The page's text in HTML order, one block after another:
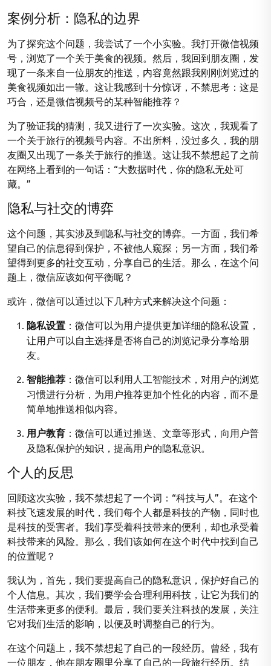
案例分析：隐私的边界
为了探究这个问题，我尝试了一个小实验。我打开微信视频
号，浏览了一个关于美食的视频。然后，我回到朋友圈，发
现了一条来自一位朋友的推送，内容竟然跟我刚刚浏览过的
美食视频如出一辙。这让我感到十分惊讶，不禁思考：这是
巧合，还是微信视频号的某种智能推荐？
为了验证我的猜测，我又进行了一次实验。这次，我观看了
一个关于旅行的视频号内容。不出所料，没过多久，我的朋
友圈又出现了一条关于旅行的推送。这让我不禁想起了之前
在网络上看到的一句话：“大数据时代，你的隐私无处可
藏。”
隐私与社交的博弈
这个问题，其实涉及到隐私与社交的博弈。一方面，我们希
望自己的信息得到保护，不被他人窥探；另一方面，我们希
望得到更多的社交互动，分享自己的生活。那么，在这个问
题上，微信应该如何平衡呢？
或许，微信可以通过以下几种方式来解决这个问题：
隐私设置 ：微信可以为用户提供更加详细的隐私设置，
让用户可以自主选择是否将自己的浏览记录分享给朋
友。
智能推荐 ：微信可以利用人工智能技术，对用户的浏览
习惯进行分析，为用户推荐更加个性化的内容，而不是
简单地推送相似内容。
用户教育 ：微信可以通过推送、文章等形式，向用户普
及隐私保护的知识，提高用户的隐私意识。
个人的反思
回顾这次实验，我不禁想起了一个词：“科技与人”。在这个
科技飞速发展的时代，我们每个人都是科技的产物，同时也
是科技的受害者。我们享受着科技带来的便利，却也承受着
科技带来的风险。那么，我们该如何在这个时代中找到自己
的位置呢？
我认为，首先，我们要提高自己的隐私意识，保护好自己的
个人信息。其次，我们要学会合理利用科技，让它为我们的
生活带来更多的便利。最后，我们要关注科技的发展，关注
它对我们生活的影响，以便及时调整自己的行为。
在这个问题上，我不禁想起了自己的一段经历。曾经，我有
一位朋友，他在朋友圈里分享了自己的一段旅行经历。结